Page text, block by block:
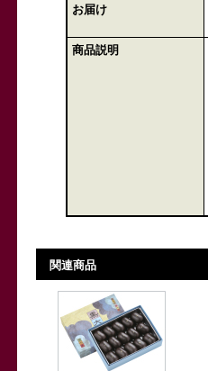
お届け
商品説明
関連商品